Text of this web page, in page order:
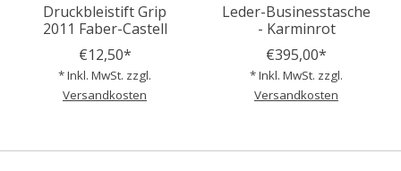
Druckbleistift Grip
2011 Faber-Castell
€12,50*
* Inkl. MwSt. zzgl.
Versandkosten
Leder-Businesstasche
- Karminrot
€395,00*
* Inkl. MwSt. zzgl.
Versandkosten